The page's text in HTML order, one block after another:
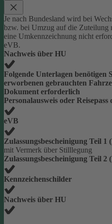
Je nach Bundesland wird bei
bzw. bei Umzug auf die Zuteilung
eine Umkennzeichnung nicht
eVB.
Nachweis über HU
Folgende Unterlagen benötigen
erworbenen gebrauchten
Dokument erforderlich
Personalausweis oder
eVB
Zulassungsbescheinigung Teil 1
mit Vermerk über Stilllegung
Zulassungsbescheinigung Teil 2
Kennzeichenschilder
Nachweis über HU